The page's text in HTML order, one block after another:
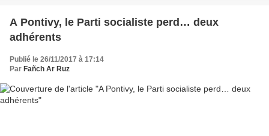
A Pontivy, le Parti socialiste perd… deux
adhérents
Publié le 26/11/2017 à 17:14
Par Fañch Ar Ruz